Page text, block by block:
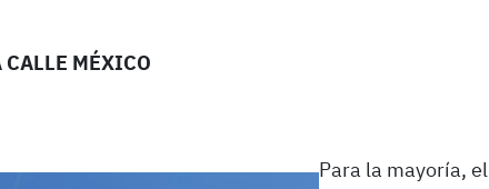
CALLE MÉXICO
Para la mayoría, el